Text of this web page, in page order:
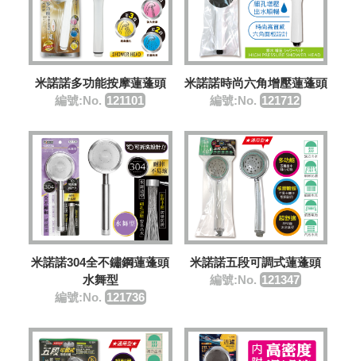
米諾諾多功能按摩蓮蓬頭
編號:No. 121101
米諾諾時尚六角增壓蓮蓬頭
編號:No. 121712
米諾諾304全不鏽鋼蓮蓬頭
水舞型
編號:No. 121736
米諾諾五段可調式蓮蓬頭
編號:No. 121347